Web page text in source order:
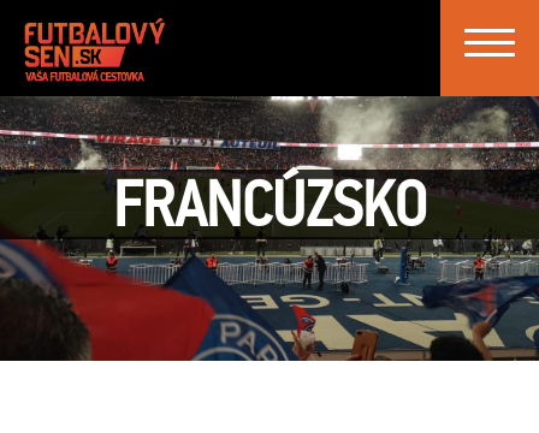
FRANCÚZSKO